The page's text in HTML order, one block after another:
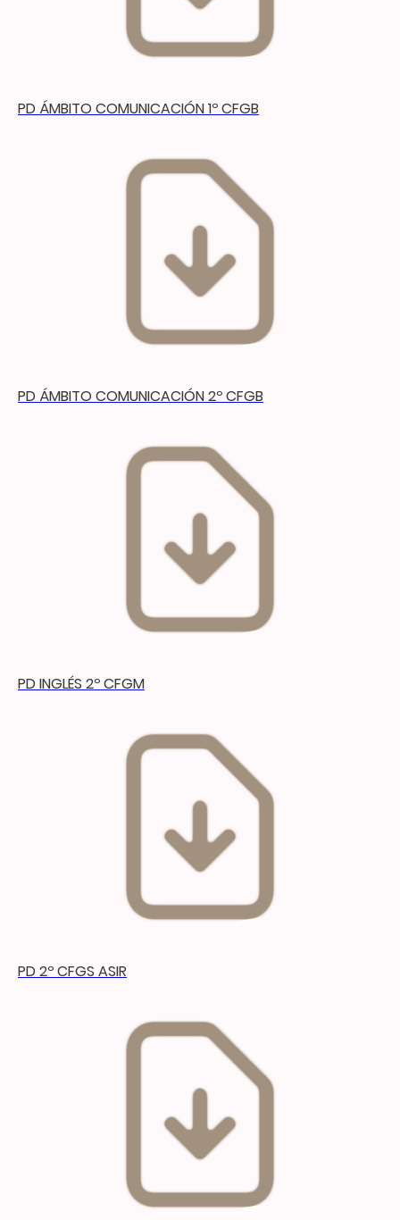
PD ÁMBITO COMUNICACIÓN 1º CFGB
PD ÁMBITO COMUNICACIÓN 2º CFGB
PD INGLÉS 2º CFGM
PD 2º CFGS ASIR